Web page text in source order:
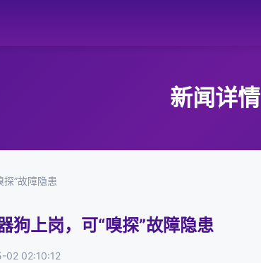
新闻详情
探”故障隐患
狗上岗，可“嗅探”故障隐患
02 02:10:12